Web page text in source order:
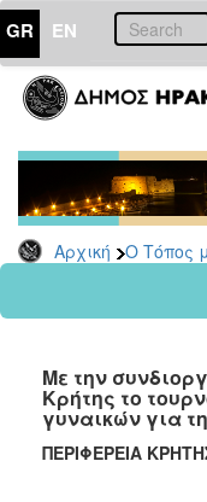
GR EN
Αρχική Ο Τόπος
ΤΟΠΟΣ
ΜΑΣ
Αρχείο
2026
2024
2022
2021
2020
Με την
Κρήτης το
γυναικών για
ΠΕΡΙΦΕΡΕΙΑ